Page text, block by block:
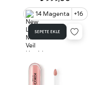
14 Magenta +16
SEPETE EKLE